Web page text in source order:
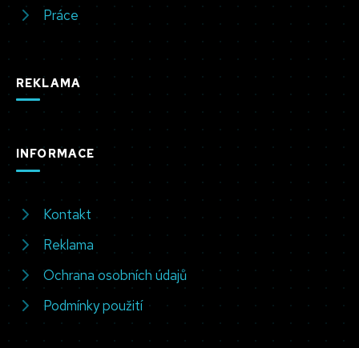
Práce
REKLAMA
INFORMACE
Kontakt
Reklama
Ochrana osobních údajů
Podmínky použití